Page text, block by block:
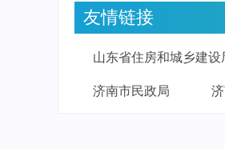
友情链接
山东省住房和城乡建设
济南市民政局